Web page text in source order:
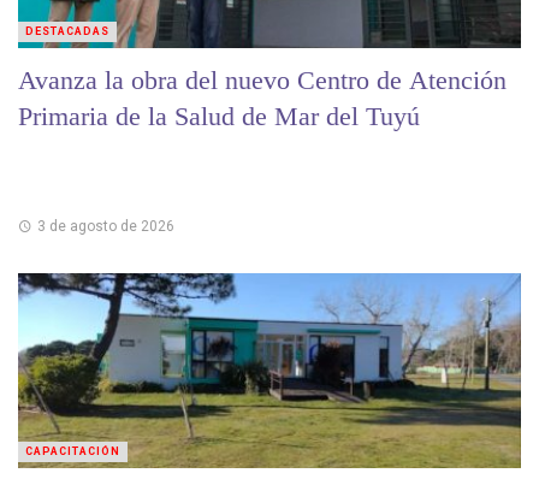
Avanza la obra del nuevo Centro de Atención
Primaria de la Salud de Mar del Tuyú
3 de agosto de 2026
DESTACADAS
CAPACITACIÓN